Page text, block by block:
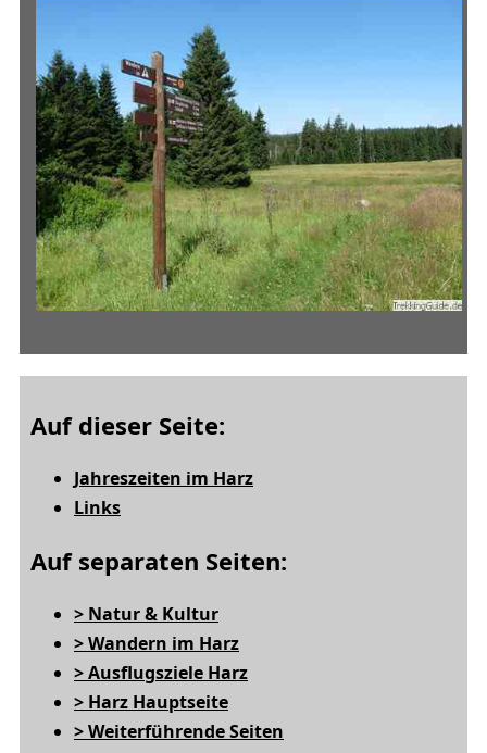
Auf dieser Seite:
Jahreszeiten im Harz
Links
Auf separaten Seiten:
> Natur & Kultur
> Wandern im Harz
> Ausflugsziele Harz
> Harz Hauptseite
> Weiterführende Seiten